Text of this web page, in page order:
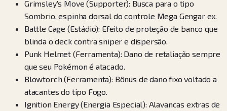
Grimsley's Move (Supporter): Busca para o tipo
Sombrio, espinha dorsal do controle Mega Gengar ex.
Battle Cage (Estádio): Efeito de proteção de banco que
blinda o deck contra sniper e dispersão.
Punk Helmet (Ferramenta): Dano de retaliação sempre
que seu Pokémon é atacado.
Blowtorch (Ferramenta): Bônus de dano fixo voltado a
atacantes do tipo Fogo.
Ignition Energy (Energia Especial): Alavancas extras de